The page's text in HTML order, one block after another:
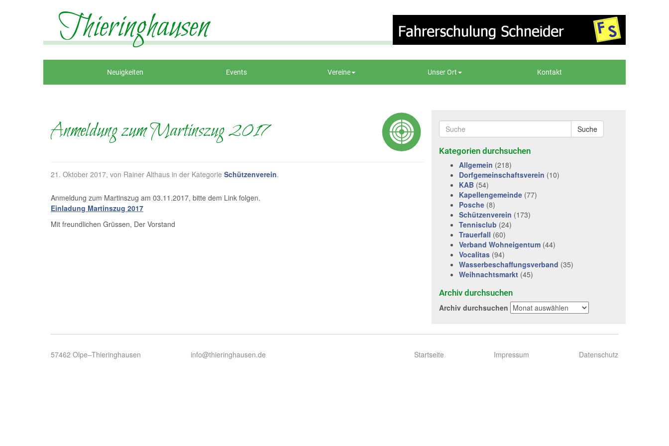
Thieringhausen
Neuigkeiten Events Vereine Unser Ort Kontakt
Anmeldung zum Martinszug 2017
21. Oktober 2017, von Rainer Althaus in der Kategorie Schützenverein.
Anmeldung zum Martinszug am 03.11.2017, bitte dem Link folgen.
Einladung Martinszug 2017
Mit freundlichen Grüssen, Der Vorstand
Suche
Kategorien durchsuchen
Allgemein (218)
Dorfgemeinschaftsverein (10)
KAB (54)
Kapellengemeinde (77)
Posche (8)
Schützenverein (173)
Tennisclub (24)
Trauerfall (60)
Verband Wohneigentum (44)
Vocalitas (94)
Wasserbeschaffungsverband (35)
Weihnachtsmarkt (45)
Archiv durchsuchen
Archiv durchsuchen
57462 Olpe–Thieringhausen info@thieringhausen.de Startseite Impressum Datenschutz